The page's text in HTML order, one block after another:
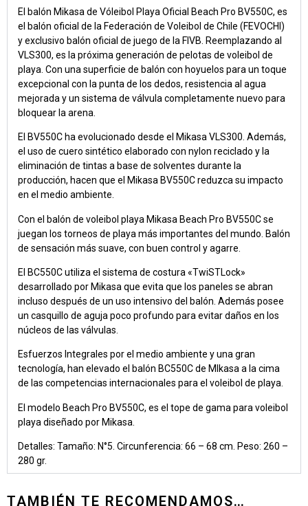
El balón Mikasa de Vóleibol Playa Oficial Beach Pro BV550C, es
el balón oficial de la Federación de Voleibol de Chile (FEVOCHI)
y exclusivo balón oficial de juego de la FIVB. Reemplazando al
VLS300, es la próxima generación de pelotas de voleibol de
playa. Con una superficie de balón con hoyuelos para un toque
excepcional con la punta de los dedos, resistencia al agua
mejorada y un sistema de válvula completamente nuevo para
bloquear la arena.
El BV550C ha evolucionado desde el Mikasa VLS300. Además,
el uso de cuero sintético elaborado con nylon reciclado y la
eliminación de tintas a base de solventes durante la
producción, hacen que el Mikasa BV550C reduzca su impacto
en el medio ambiente.
Con el balón de voleibol playa Mikasa Beach Pro BV550C se
juegan los torneos de playa más importantes del mundo. Balón
de sensación más suave, con buen control y agarre.
El BC550C utiliza el sistema de costura «TwiSTLock»
desarrollado por Mikasa que evita que los paneles se abran
incluso después de un uso intensivo del balón. Además posee
un casquillo de aguja poco profundo para evitar daños en los
núcleos de las válvulas.
Esfuerzos Integrales por el medio ambiente y una gran
tecnología, han elevado el balón BC550C de MIkasa a la cima
de las competencias internacionales para el voleibol de playa.
El modelo Beach Pro BV550C, es el tope de gama para voleibol
playa diseñado por Mikasa.
Detalles: Tamaño: N°5. Circunferencia: 66 – 68 cm. Peso: 260 –
280 gr.
TAMBIÉN TE RECOMENDAMOS…